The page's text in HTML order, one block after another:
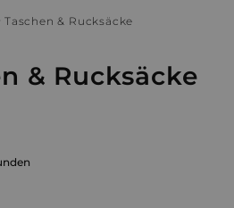
Taschen & Rucksäcke
& Rucksäcke